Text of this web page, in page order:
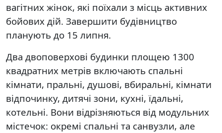
вагітних жінок, які поїхали з місць активних
бойових дій. Завершити будівництво
планують до 15 липня.
Два двоповерхові будинки площею 1300
квадратних метрів включають спальні
кімнати, пральні, душові, вбиральні, кімнати
відпочинку, дитячі зони, кухні, їдальні,
котельні. Вони відрізняються від модульних
містечок: окремі спальні та санвузли, але